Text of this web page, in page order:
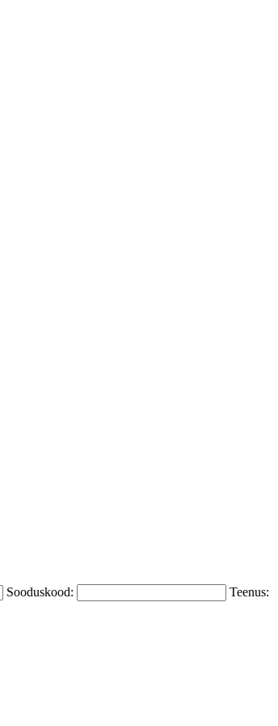
Sooduskood:
Teenus: